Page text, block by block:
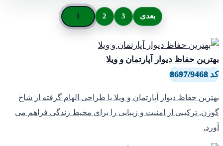
2 3 بعدی
حفاظ دیوار آپارتمان و ویلا
9468
حفاظ دیوار آپارتمان و ویلا با طراحی الهام گرفته از شاخ
ترکیبی از امنیت و زیبایی را برای محیط زندگی فراهم می